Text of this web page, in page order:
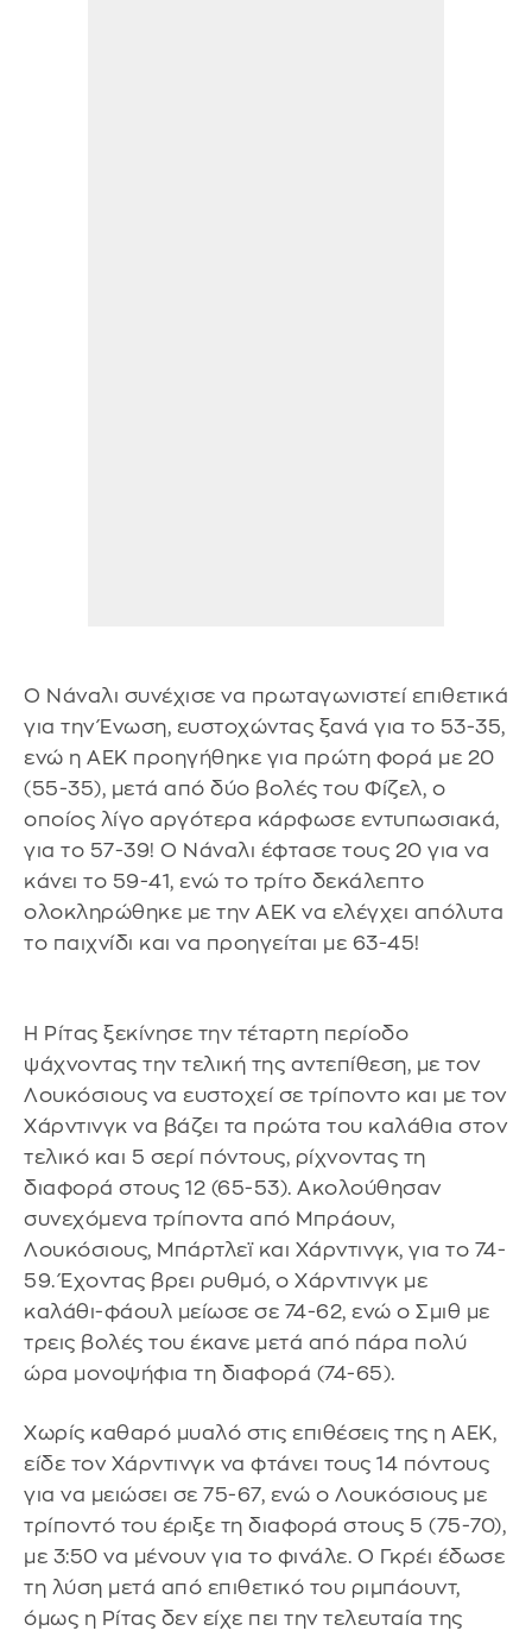
Ο Νάναλι συνέχισε να πρωταγωνιστεί επιθετικά
για την Ένωση, ευστοχώντας ξανά για το 53-35,
ενώ η ΑΕΚ προηγήθηκε για πρώτη φορά με 20
(55-35), μετά από δύο βολές του Φίζελ, ο
οποίος λίγο αργότερα κάρφωσε εντυπωσιακά,
για το 57-39! Ο Νάναλι έφτασε τους 20 για να
κάνει το 59-41, ενώ το τρίτο δεκάλεπτο
ολοκληρώθηκε με την ΑΕΚ να ελέγχει απόλυτα
το παιχνίδι και να προηγείται με 63-45!
Η Ρίτας ξεκίνησε την τέταρτη περίοδο
ψάχνοντας την τελική της αντεπίθεση, με τον
Λουκόσιους να ευστοχεί σε τρίποντο και με τον
Χάρντινγκ να βάζει τα πρώτα του καλάθια στον
τελικό και 5 σερί πόντους, ρίχνοντας τη
διαφορά στους 12 (65-53). Ακολούθησαν
συνεχόμενα τρίποντα από Μπράουν,
Λουκόσιους, Μπάρτλεϊ και Χάρντινγκ, για το 74-
59. Έχοντας βρει ρυθμό, ο Χάρντινγκ με
καλάθι-φάουλ μείωσε σε 74-62, ενώ ο Σμιθ με
τρεις βολές του έκανε μετά από πάρα πολύ
ώρα μονοψήφια τη διαφορά (74-65).
Χωρίς καθαρό μυαλό στις επιθέσεις της η ΑΕΚ,
είδε τον Χάρντινγκ να φτάνει τους 14 πόντους
για να μειώσει σε 75-67, ενώ ο Λουκόσιους με
τρίποντό του έριξε τη διαφορά στους 5 (75-70),
με 3:50 να μένουν για το φινάλε. Ο Γκρέι έδωσε
τη λύση μετά από επιθετικό του ριμπάουντ,
όμως η Ρίτας δεν είχε πει την τελευταία της